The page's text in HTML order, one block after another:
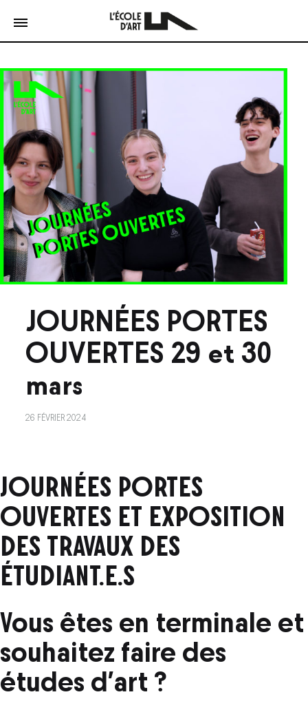
JOURNÉES PORTES
OUVERTES 29 et 30
mars
26 FÉVRIER 2024
JOURNÉES
PORTES
OUVERTES
29
et
30
mars
JOURNÉES PORTES
OUVERTES ET EXPOSITION
DES TRAVAUX DES
ÉTUDIANT.E.S
Vous êtes en terminale et
souhaitez faire des
études d’art ?